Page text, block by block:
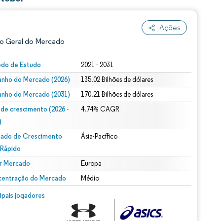
Ações
Geral do Mercado
de Estudo 2021 - 2031
do Mercado (2026) 135.02 Bilhões de dólares
do Mercado (2031) 170.21 Bilhões de dólares
de crescimento (2026 -
4.74% CAGR
de Crescimento
Ásia-Pacífico
Mercado Europa
do Mercado Médio
jogadores
© Mordor Intelligence. O reuso requer atribuição conforme CC BY 4.0.
conforme CC BY 4.0.